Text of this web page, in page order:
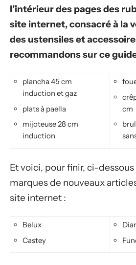
l’intérieur des pages des
site internet, consacré à la
des ustensiles et
recommandons sur ce
plancha 45 cm
induction et gaz
plats à paella
mijoteuse 28 cm
induction
cm
Et voici, pour finir, ci-
marques de nouveaux
site internet :
Belux
Castey